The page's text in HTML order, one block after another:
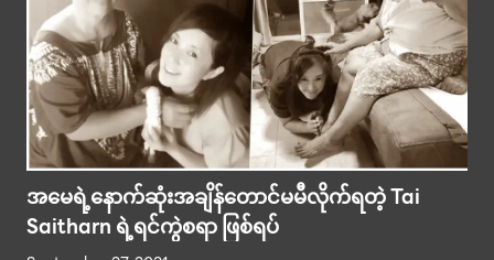
အမေရဲ့နောက်ဆုံးအချိန်တောင်မမီလိုက်ရတဲ့ Tai
Saitharn ရဲ့ရင်ကွဲစရာ ဖြစ်ရပ်